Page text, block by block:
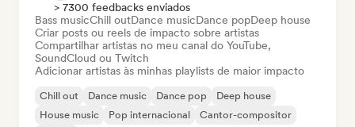
> 7300 feedbacks enviados
Bass musicChill outDance musicDance popDeep house
Criar posts ou reels de impacto sobre artistas
Compartilhar artistas no meu canal do YouTube,
SoundCloud ou Twitch
Adicionar artistas às minhas playlists de maior impacto
Chill out Dance music Dance pop
Deep house
House music
Pop internacional
Cantor-compositor